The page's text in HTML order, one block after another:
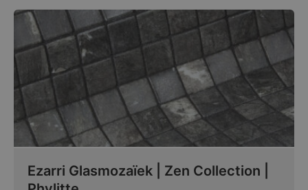
Ezarri Glasmozaïek | Zen Collection |